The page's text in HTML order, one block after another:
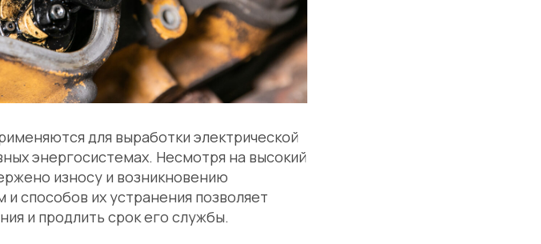
для выработки электрической
энергосистемах. Несмотря на высокий
износу и возникновению
способов их устранения позволяет
и продлить срок его службы.